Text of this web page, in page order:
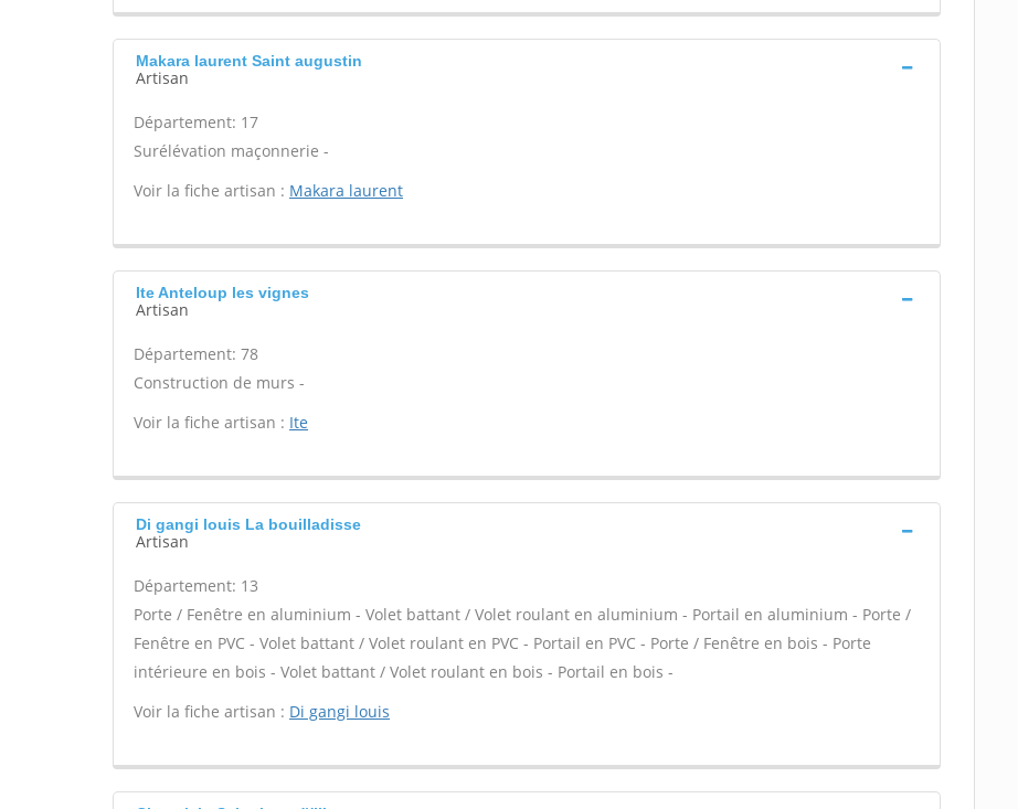
Makara laurent Saint augustin
Artisan
Département: 17
Surélévation maçonnerie -
Voir la fiche artisan : Makara laurent
Ite Anteloup les vignes
Artisan
Département: 78
Construction de murs -
Voir la fiche artisan : Ite
Di gangi louis La bouilladisse
Artisan
Département: 13
Porte / Fenêtre en aluminium - Volet battant / Volet roulant en aluminium - Portail en aluminium - Porte /
Fenêtre en PVC - Volet battant / Volet roulant en PVC - Portail en PVC - Porte / Fenêtre en bois - Porte
intérieure en bois - Volet battant / Volet roulant en bois - Portail en bois -
Voir la fiche artisan : Di gangi louis